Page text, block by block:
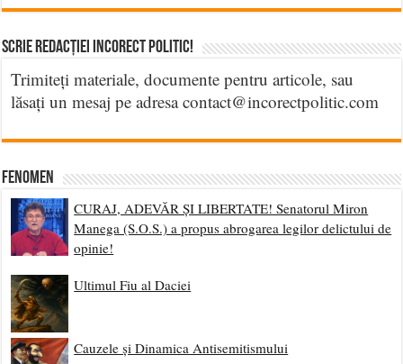
Scrie Redacției Incorect Politic!
Trimiteți materiale, documente pentru articole, sau
lăsați un mesaj pe adresa contact@incorectpolitic.com
Fenomen
CURAJ, ADEVĂR ȘI LIBERTATE! Senatorul Miron
Manega (S.O.S.) a propus abrogarea legilor delictului de
opinie!
Ultimul Fiu al Daciei
Cauzele și Dinamica Antisemitismului